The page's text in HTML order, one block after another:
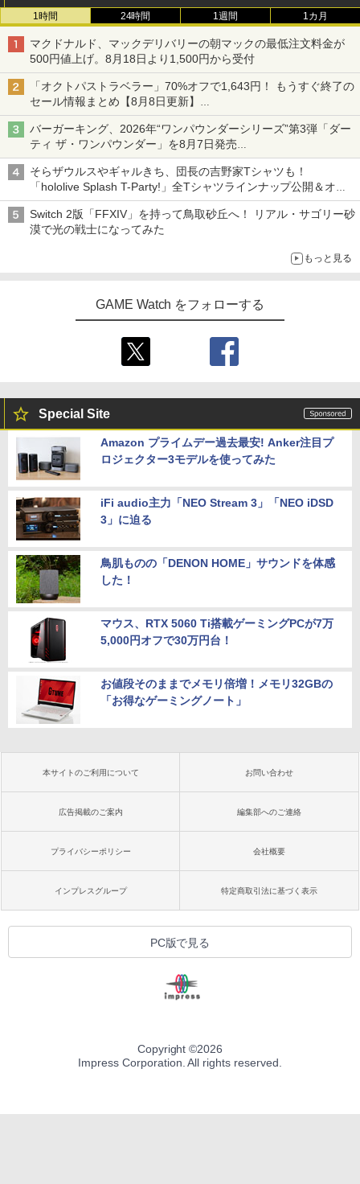
1時間 24時間 1週間 1カ月
マクドナルド、マックデリバリーの朝マックの最低注文料金が
500円値上げ。8月18日より1,500円から受付
「オクトパストラベラー」70%オフで1,643円！ もうすぐ終了の
セール情報まとめ【8月8日更新】
ニンテンドーeショップでは「大神 絶景版」が67%オフで990円
バーガーキング、2026年“ワンパウンダーシリーズ”第3弾「ダー
ティ ザ・ワンパウンダー」を8月7日発売
「特製ガーリックマヨソース」を使用した超大型チーズバーガー
そらザウルスやギャルきち、団長の吉野家Tシャツも！
「hololive Splash T-Party!」全Tシャツラインナップ公開＆オン
ライン販売開始
Switch 2版「FFXIV」を持って鳥取砂丘へ！ リアル・サゴリー砂
漠で光の戦士になってみた
もっと見る
GAME Watch をフォローする
Special Site
Amazon プライムデー過去最安! Anker注目プ
ロジェクター3モデルを使ってみた
iFi audio主力「NEO Stream 3」「NEO iDSD
3」に迫る
鳥肌ものの「DENON HOME」サウンドを体感
した！
マウス、RTX 5060 Ti搭載ゲーミングPCが7万
5,000円オフで30万円台！
お値段そのままでメモリ倍増！メモリ32GBの
「お得なゲーミングノート」
本サイトのご利用について お問い合わせ
広告掲載のご案内 編集部へのご連絡
プライバシーポリシー 会社概要
インプレスグループ 特定商取引法に基づく表示
PC版で見る
Copyright ©2026
Impress Corporation. All rights reserved.